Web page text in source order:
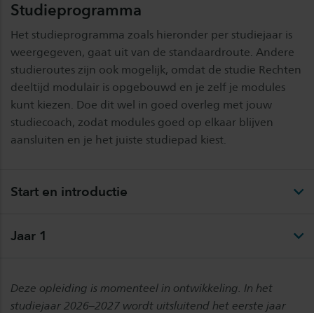
Studieprogramma
Het studieprogramma zoals hieronder per studiejaar is
weergegeven, gaat uit van de standaardroute. Andere
studieroutes zijn ook mogelijk, omdat de studie Rechten
deeltijd modulair is opgebouwd en je zelf je modules
kunt kiezen. Doe dit wel in goed overleg met jouw
studiecoach, zodat modules goed op elkaar blijven
aansluiten en je het juiste studiepad kiest.
Start en introductie
Jaar 1
Deze opleiding is momenteel in ontwikkeling. In het
studiejaar 2026–2027 wordt uitsluitend het eerste jaar